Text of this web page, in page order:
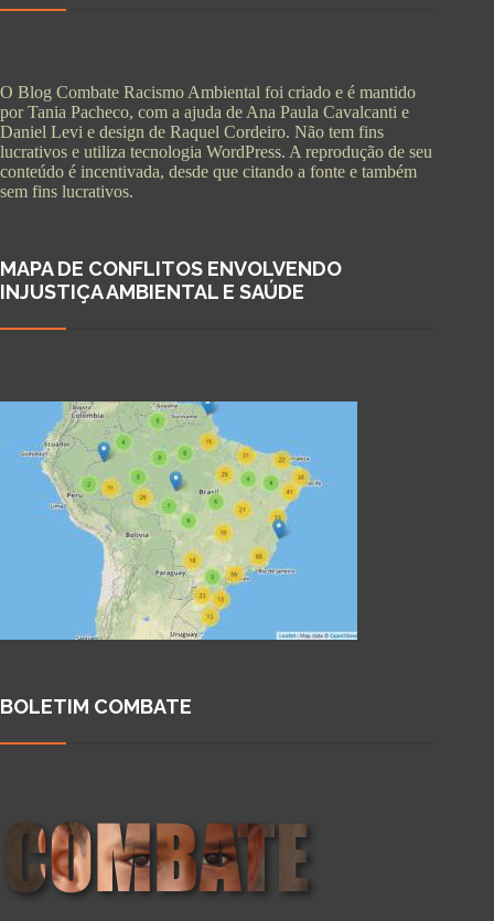
O Blog Combate Racismo Ambiental foi criado e é mantido
por Tania Pacheco, com a ajuda de Ana Paula Cavalcanti e
Daniel Levi e design de Raquel Cordeiro. Não tem fins
lucrativos e utiliza tecnologia WordPress. A reprodução de seu
conteúdo é incentivada, desde que citando a fonte e também
sem fins lucrativos.
MAPA DE CONFLITOS ENVOLVENDO
INJUSTIÇA AMBIENTAL E SAÚDE
BOLETIM COMBATE